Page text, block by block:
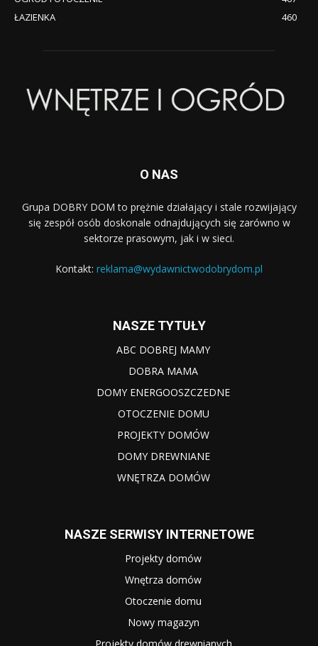
ŁAZIENKA
460
O NAS
Grupa DOBRY DOM to prężnie działający i stale rozwijający
się zespół osób doskonale odnajdujących się zarówno w
sektorze prasowym, jak i w sieci.
Kontakt: reklama@wydawnictwodobrydom.pl
NASZE TYTUŁY
ABC DOBREJ MAMY
DOBRA MAMA
DOMY ENERGOOSZCZEDNE
OTOCZENIE DOMU
PROJEKTY DOMÓW
DOMY DREWNIANE
WNĘTRZA DOMÓW
NASZE SERWISY INTERNETOWE
Projekty domów
Wnętrza domów
Otoczenie domu
Nowy magazyn